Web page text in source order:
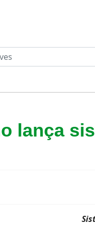
lança